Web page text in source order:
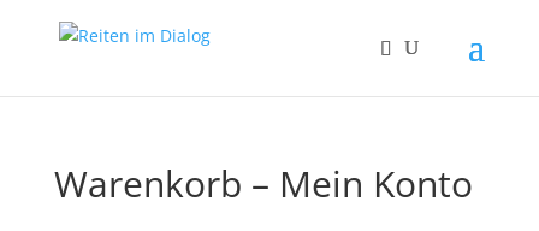
Warenkorb – Mein Konto